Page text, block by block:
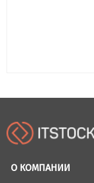
О КОМПАНИИ